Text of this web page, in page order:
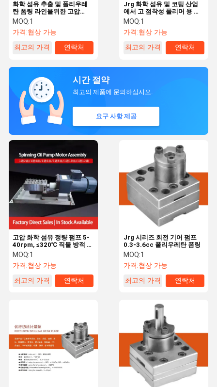
화학 섬유 추출 및 폴리우레
탄 폼링 라인을위한 고압
40MPa Jrg 회전 기어 펌프
MOQ:1
가격:협상 가능
최고의 가격
연락처
Jrg 화학 섬유 및 코팅 산업
에서 고 점착성 폴리머 용 용
을위한 스핀 기어 측정 펌프
MOQ:1
가격:협상 가능
최고의 가격
연락처
시간 절약
최고의 제품에 문의하십시오.
요구 사항 제공
Jrg 시리즈 회전 기어 펌프
0.3-3.6cc 폴리우레탄 폼링
MOQ:1
가격:협상 가능
최고의 가격
연락처
고압 화학 섬유 정량 펌프 5-
40rpm, ≤320℃ 직물 방적 및
접착제 투여
MOQ:1
가격:협상 가능
최고의 가격
연락처